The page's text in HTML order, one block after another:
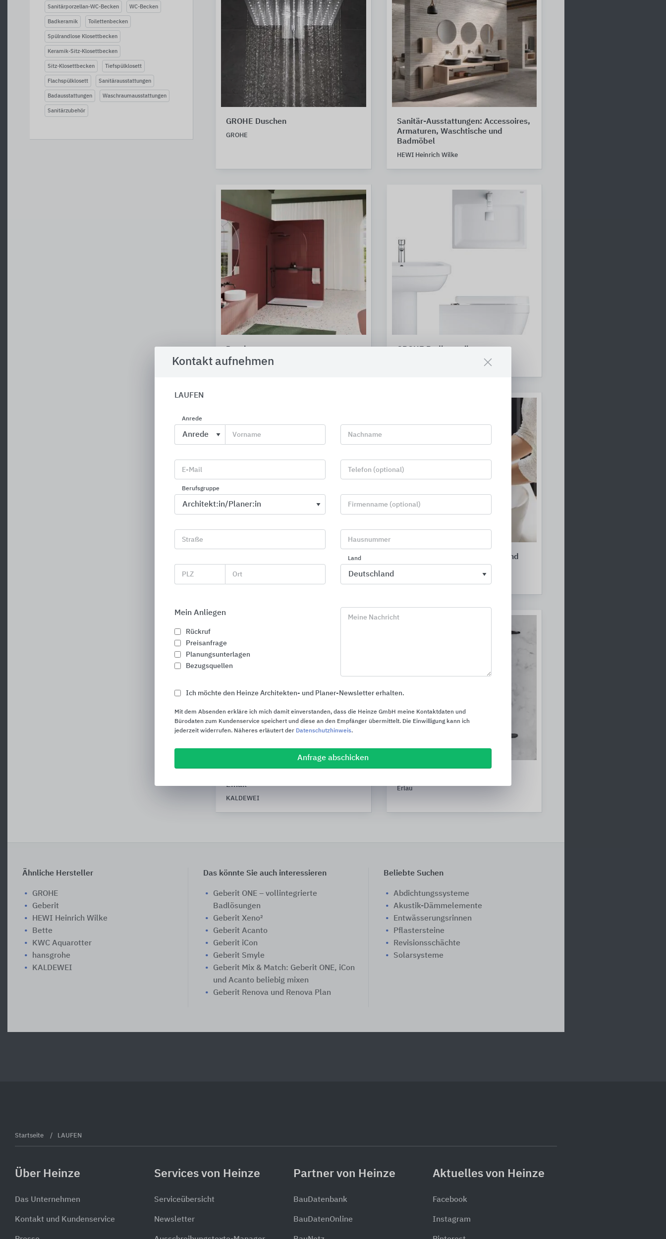
Sanitärporzellan-WC-Becken WC-Becken
Badkeramik Toilettenbecken
Spülrandlose Klosettbecken
Keramik-Sitz-Klosettbecken
Sitz-Klosettbecken Tiefspülklosett
Flachspülklosett Sanitärausstattungen
Badausstattungen Waschraumausstattungen
Sanitärzubehör
GROHE Duschen
GROHE
Sanitär-Ausstattungen: Accessoires,
Armaturen, Waschtische und
Badmöbel
HEWI Heinrich Wilke
Duschen
Bette
GROHE Badkeramik
Bette
Sanitärarmaturen für Wasch- und
Duschanlagen
Email
KALDEWEI
Erlau
Ähnliche Hersteller
GROHE
Geberit
HEWI Heinrich Wilke
Bette
KWC Aquarotter
hansgrohe
KALDEWEI
Das könnte Sie auch interessieren
Geberit ONE – vollintegrierte
Badlösungen
Geberit Xeno²
Geberit Acanto
Geberit iCon
Geberit Smyle
Geberit Mix & Match: Geberit ONE, iCon
und Acanto beliebig mixen
Geberit Renova und Renova Plan
Beliebte Suchen
Abdichtungssysteme
Akustik-Dämmelemente
Entwässerungsrinnen
Pflastersteine
Revisionsschächte
Solarsysteme
Kontakt aufnehmen
LAUFEN
Anrede
Vorname Nachname
E-Mail Telefon (optional)
Berufsgruppe
Firmenname (optional)
Straße Hausnummer
PLZ Ort
Land
Mein Anliegen
Rückruf
Preisanfrage
Planungsunterlagen
Bezugsquellen
Meine Nachricht
Ich möchte den Heinze Architekten- und Planer-Newsletter erhalten.
Mit dem Absenden erkläre ich mich damit einverstanden, dass die Heinze GmbH meine Kontaktdaten und
Bürodaten zum Kundenservice speichert und diese an den Empfänger übermittelt. Die Einwilligung kann ich
jederzeit widerrufen. Näheres erläutert der Datenschutzhinweis.
Anfrage abschicken
Startseite LAUFEN
Über Heinze
Das Unternehmen
Kontakt und Kundenservice
Services von Heinze
Serviceübersicht
Newsletter
Partner von Heinze
BauDatenbank
BauDatenOnline
Aktuelles von Heinze
Facebook
Instagram